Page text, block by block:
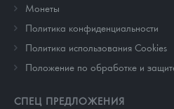
Монеты
Политика конфиденциальности
Политика использования Cookies
Положение по обработке и
СПЕЦ ПРЕДЛОЖЕНИЯ